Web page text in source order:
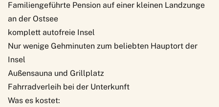
Familiengeführte Pension auf einer kleinen Landzunge
an der Ostsee
komplett autofreie Insel
Nur wenige Gehminuten zum beliebten Hauptort der
Insel
Außensauna und Grillplatz
Fahrradverleih bei der Unterkunft
Was es kostet: